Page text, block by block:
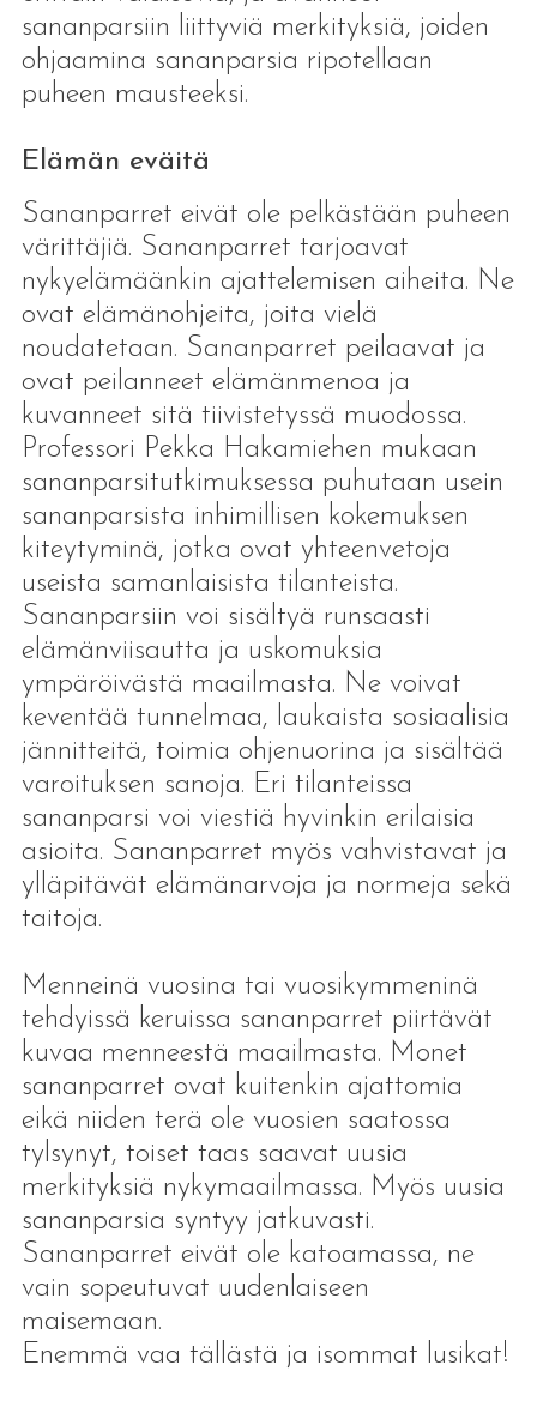
sananparsiin liittyviä merkityksiä, joiden
ohjaamina sananparsia ripotellaan
puheen mausteeksi.
Elämän eväitä
Sananparret eivät ole pelkästään puheen
värittäjiä. Sananparret tarjoavat
nykyelämäänkin ajattelemisen aiheita. Ne
ovat elämänohjeita, joita vielä
noudatetaan. Sananparret peilaavat ja
ovat peilanneet elämänmenoa ja
kuvanneet sitä tiivistetyssä muodossa.
Professori Pekka Hakamiehen mukaan
sananparsitutkimuksessa puhutaan usein
sananparsista inhimillisen kokemuksen
kiteytyminä, jotka ovat yhteenvetoja
useista samanlaisista tilanteista.
Sananparsiin voi sisältyä runsaasti
elämänviisautta ja uskomuksia
ympäröivästä maailmasta. Ne voivat
keventää tunnelmaa, laukaista sosiaalisia
jännitteitä, toimia ohjenuorina ja sisältää
varoituksen sanoja. Eri tilanteissa
sananparsi voi viestiä hyvinkin erilaisia
asioita. Sananparret myös vahvistavat ja
ylläpitävät elämänarvoja ja normeja sekä
taitoja.
Menneinä vuosina tai vuosikymmeninä
tehdyissä keruissa sananparret piirtävät
kuvaa menneestä maailmasta. Monet
sananparret ovat kuitenkin ajattomia
eikä niiden terä ole vuosien saatossa
tylsynyt, toiset taas saavat uusia
merkityksiä nykymaailmassa. Myös uusia
sananparsia syntyy jatkuvasti.
Sananparret eivät ole katoamassa, ne
vain sopeutuvat uudenlaiseen
maisemaan.
Enemmä vaa tällästä ja isommat lusikat!